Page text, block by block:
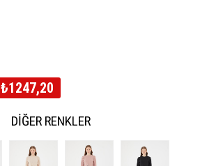
₺1247,20
DIĞER RENKLER